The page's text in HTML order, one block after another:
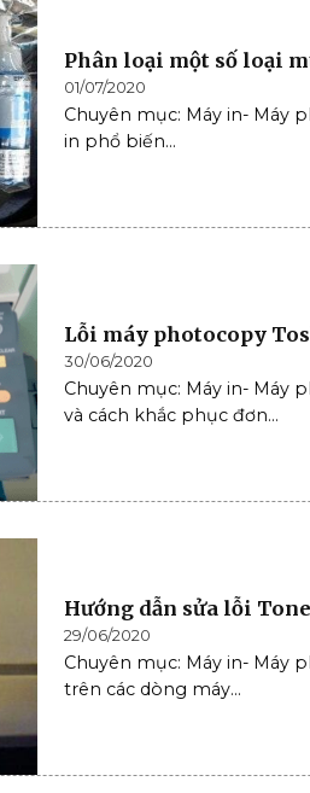
Phân loại một số loại
01/07/2020
Chuyên mục: Máy in- Máy
in phổ biến...
Lỗi máy photocopy
30/06/2020
Chuyên mục: Máy in- Máy
và cách khắc phục đơn...
Hướng dẫn sửa lỗi
29/06/2020
Chuyên mục: Máy in- Máy
trên các dòng máy...